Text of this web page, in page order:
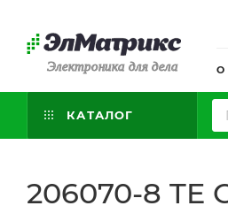
Электроника для дела О
КАТАЛОГ
206070-8 TE